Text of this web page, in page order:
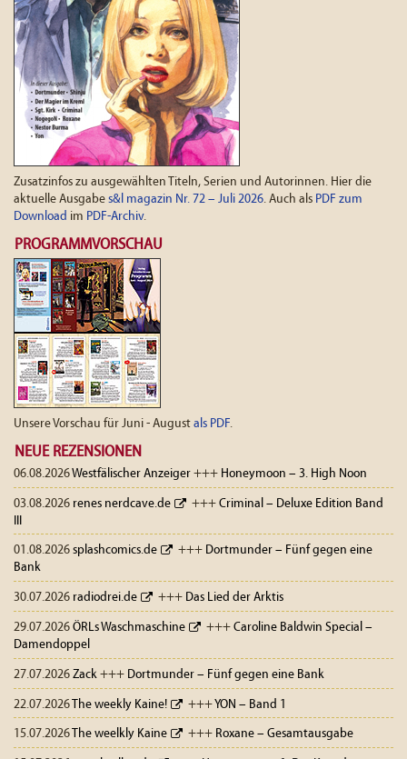
Zusatzinfos zu ausgewählten Titeln, Serien und Autorinnen. Hier die
aktuelle Ausgabe s&l magazin Nr. 72 – Juli 2026. Auch als PDF zum
Download im PDF-Archiv.
PROGRAMMVORSCHAU
Unsere Vorschau für Juni - August als PDF.
NEUE REZENSIONEN
06.08.2026Westfälischer Anzeiger +++ Honeymoon – 3. High Noon
03.08.2026 renes nerdcave.de +++ Criminal – Deluxe Edition Band
01.08.2026 splashcomics.de +++ Dortmunder – Fünf gegen eine
Bank
30.07.2026 radiodrei.de +++ Das Lied der Arktis
29.07.2026 ÖRLs Waschmaschine +++ Caroline Baldwin Special –
Damendoppel
27.07.2026 Zack +++ Dortmunder – Fünf gegen eine Bank
22.07.2026The weekly Kaine! +++YON – Band 1
15.07.2026 The weelkly Kaine +++ Roxane – Gesamtausgabe